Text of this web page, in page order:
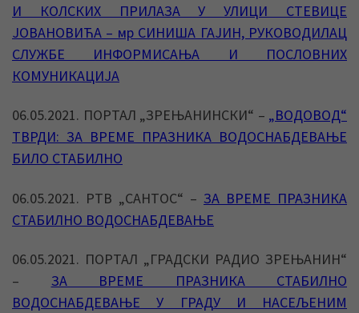
И КОЛСКИХ ПРИЛАЗА У УЛИЦИ СТЕВИЦЕ
ЈОВАНОВИЋА – мр СИНИША ГАЈИН, РУКОВОДИЛАЦ
СЛУЖБЕ ИНФОРМИСАЊА И ПОСЛОВНИХ
КОМУНИКАЦИЈА
06.05.2021. ПОРТАЛ „ЗРЕЊАНИНСКИ“ – „ВОДОВОД“
ТВРДИ: ЗА ВРЕМЕ ПРАЗНИКА ВОДОСНАБДЕВАЊЕ
БИЛО СТАБИЛНО
06.05.2021. РТВ „САНТОС“ – ЗА ВРЕМЕ ПРАЗНИКА
СТАБИЛНО ВОДОСНАБДЕВАЊЕ
06.05.2021. ПОРТАЛ „ГРАДСКИ РАДИО ЗРЕЊАНИН“
– ЗА ВРЕМЕ ПРАЗНИКА СТАБИЛНО
ВОДОСНАБДЕВАЊЕ У ГРАДУ И НАСЕЉЕНИМ